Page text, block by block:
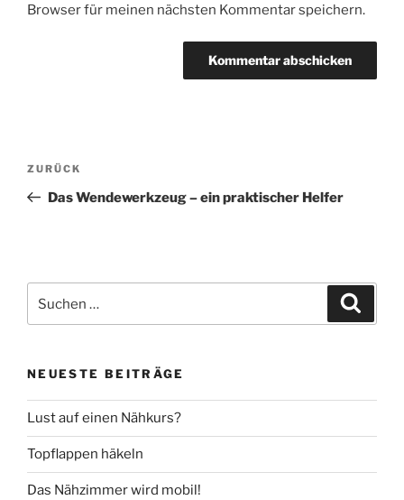
Browser für meinen nächsten Kommentar speichern.
Beitragsnavigation
Vorheriger
Beitrag
ZURÜCK
Das Wendewerkzeug – ein praktischer Helfer
nach:
NEUESTE BEITRÄGE
Lust auf einen Nähkurs?
Topflappen häkeln
Das Nähzimmer wird mobil!